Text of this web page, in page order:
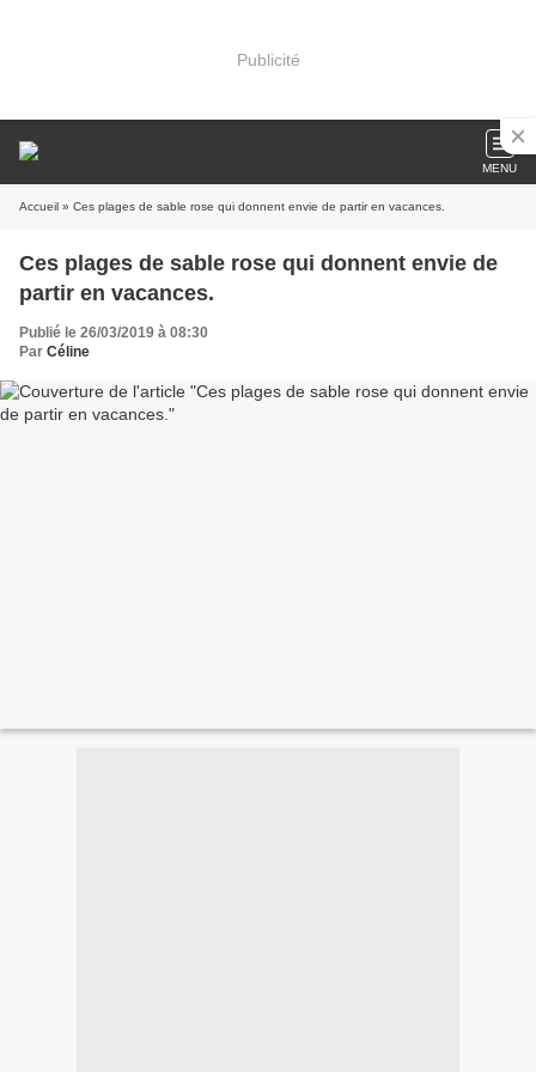
Publicité
MENU
Accueil » Ces plages de sable rose qui donnent envie de partir en vacances.
Ces plages de sable rose qui donnent envie de
partir en vacances.
Publié le 26/03/2019 à 08:30
Par Céline